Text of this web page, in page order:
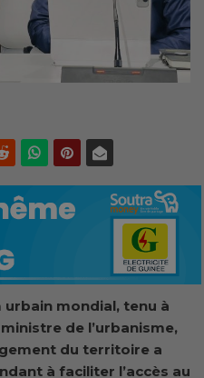
urbain mondial, tenu à
de l’urbanisme,
du territoire a
à faciliter l’accès au